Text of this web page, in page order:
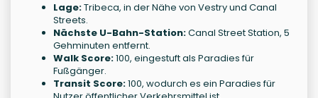
Lage:Tribeca, in der Nähe von Vestry und Canal
Streets.
Nächste U-Bahn-Station:Canal Street Station, 5
Gehminuten entfernt.
Walk Score:100, eingestuft als Paradies für
Fußgänger.
Transit Score:100, wodurch es ein Paradies für